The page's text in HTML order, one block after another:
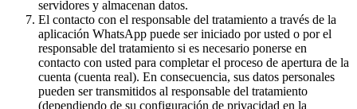
servidores y almacenan datos.
El contacto con el responsable del tratamiento a través de la
aplicación WhatsApp puede ser iniciado por usted o por el
responsable del tratamiento si es necesario ponerse en
contacto con usted para completar el proceso de apertura de la
cuenta (cuenta real). En consecuencia, sus datos personales
pueden ser transmitidos al responsable del tratamiento
(dependiendo de su configuración de privacidad en la